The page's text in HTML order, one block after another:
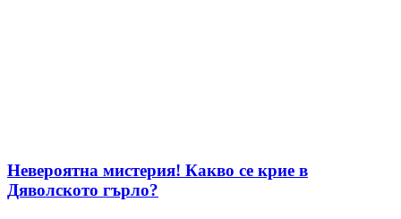
Невероятна мистерия! Какво се крие в
Дяволското гърло?